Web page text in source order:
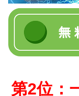
第2位：